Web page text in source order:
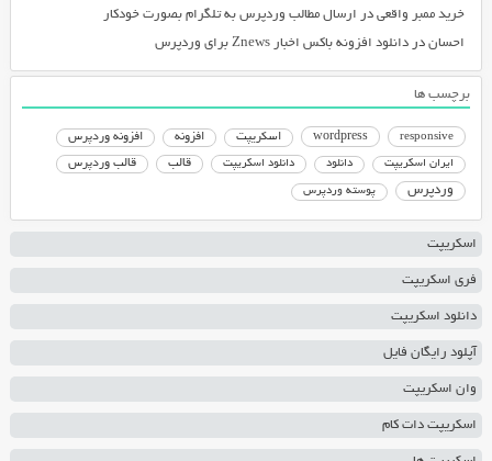
خرید ممبر واقعیدر ارسال مطالب وردپرس به تلگرام بصورت خودکار
احساندر دانلود افزونه باکس اخبار Znews برای وردپرس
برچسب ها
responsive
wordpress اسکریپت افزونه افزونه وردپرس
ایران اسکریپت دانلود دانلود اسکریپت قالب قالب وردپرس
وردپرس پوسته وردپرس
اسکریپت
فری اسکریپت
دانلود اسکریپت
آپلود رایگان فایل
وان اسکریپت
اسکریپت دات کام